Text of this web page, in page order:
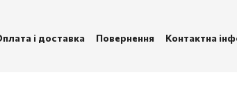
і доставка Повернення
Контактна